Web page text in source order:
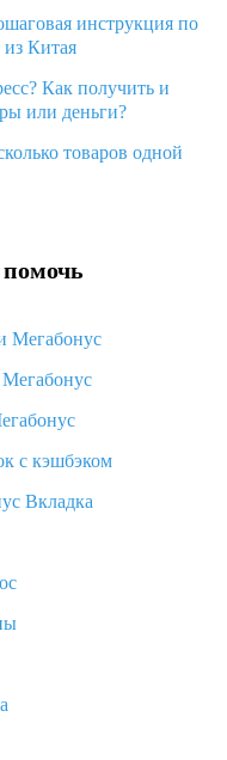
инструкция по
Китая
Как получить и
или деньги?
товаров одной
на Алиэкспресс и что
ввести паспортные
с Алиэкспресс
когда вернут деньги?
как их получить и
за метод доставки и
с Алиэкспресс
Мегабонус
с кэшбэком
Вкладка